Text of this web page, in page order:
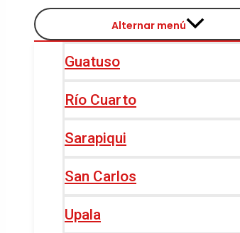
Alternar menú
Guatuso
Río Cuarto
Sarapiqui
San Carlos
Upala